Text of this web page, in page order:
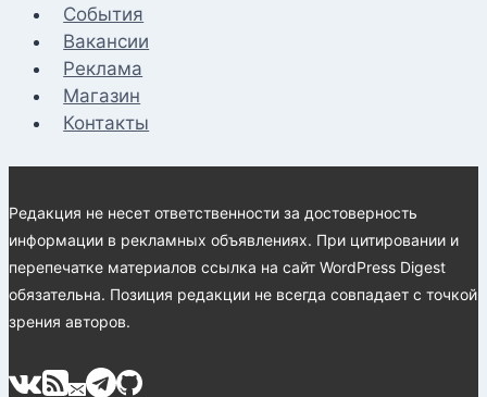
События
Вакансии
Реклама
Магазин
Контакты
Редакция не несет ответственности за достоверность
информации в рекламных объявлениях. При цитировании и
перепечатке материалов ссылка на сайт WordPress Digest
обязательна. Позиция редакции не всегда совпадает с точкой
зрения авторов.